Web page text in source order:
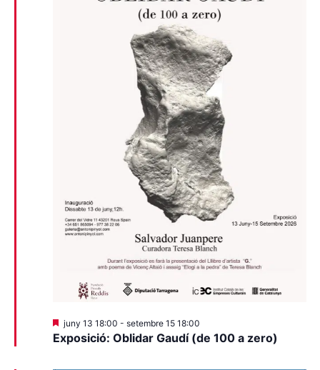
Exposició: Oblidar Gaudí (de 100 a zero)
Destacats
juny 13 18:00 - setembre 15 18:00